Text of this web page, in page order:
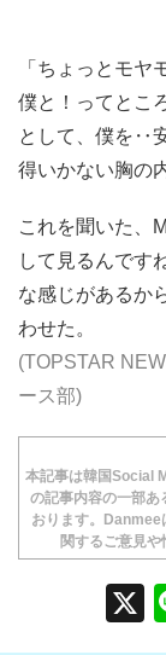
「ちょっとモ
僕と！ってとこ
として、僕を‥
得いかない胸の
これを聞いた、
して見るんです
な感じがあるか
わせた。
(TOPSTAR
ース部)
本記事は韓国Social
の記事内容の一部あ
おります。Danmee
関するご意見